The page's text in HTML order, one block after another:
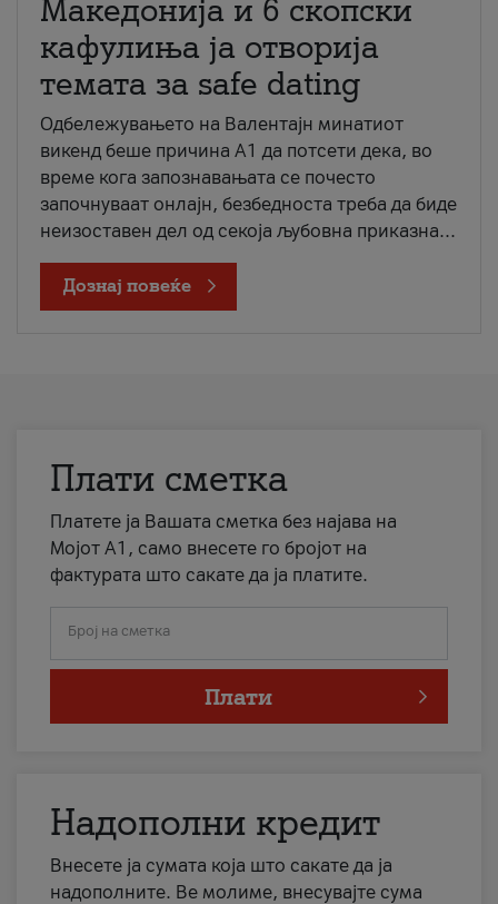
Македонија и 6 скопски
кафулиња ја отворија
темата за safe dating
Одбележувањето на Валентајн минатиот
викенд беше причина А1 да потсети дека, во
време кога запознавањата се почесто
започнуваат онлајн, безбедноста треба да биде
неизоставен дел од секоја љубовна приказна...
Дознај повеќе
Плати сметка
Платете ја Вашата сметка без најава на
Мојот А1, само внесете го бројот на
фактурата што сакате да ја платите.
Број на сметка
Плати
Надополни кредит
Внесете ја сумата која што сакате да ја
надополните. Ве молиме, внесувајте сума